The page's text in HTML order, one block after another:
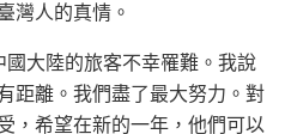
灣人的真情。
大陸的旅客不幸罹難。我說
距離。我們盡了最大努力。對
，希望在新的一年，他們可以